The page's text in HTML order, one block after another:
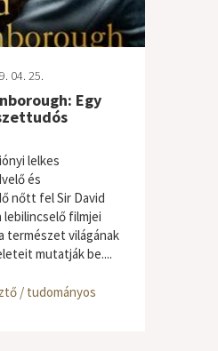
04. 25.
Egy
lelkes
és
nőtt fel Sir David
filmjei
természet világának
mutatják be....
/ tudományos